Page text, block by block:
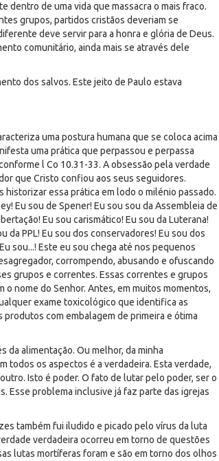
dentro de uma vida que massacra o mais fraco.
grupos, partidos cristãos deveriam se
deve servir para a honra e glória de Deus.
comunitário, ainda mais se através dele
dos salvos. Este jeito de Paulo estava
uma postura humana que se coloca acima
uma prática que perpassou e perpassa
l Co 10.31-33. A obsessão pela verdade
que Cristo confiou aos seus seguidores.
essa prática em lodo o milénio passado.
Eu sou de Spener! Eu sou sou da Assembleia de
Eu sou carismático! Eu sou da Luterana!
da PPL! Eu sou dos conservadores! Eu sou dos
sou...! Este eu sou chega até nos pequenos
corrompendo, abusando e ofuscando
grupos e correntes. Essas correntes e grupos
nome do Senhor. Antes, em muitos momentos,
exame toxicológico que identifica as
com embalagem de primeira e ótima
da alimentação. Ou melhor, da minha
todos os aspectos é a verdadeira. Esta verdade,
Isto é poder. O fato de lutar pelo poder, ser o
Esse problema inclusive já faz parte das igrejas
também fui iludido e picado pelo vírus da luta
verdadeira ocorreu em torno de questões
lutas mortíferas foram e são em torno dos olhos